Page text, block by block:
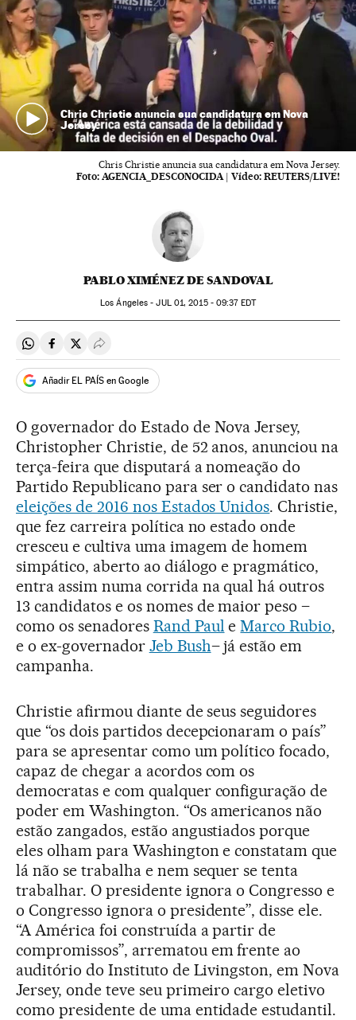
Chris Christie anuncia sua candidatura em Nova
Jersey.
Chris Christie anuncia sua candidatura em Nova Jersey.
Foto: AGENCIA_DESCONOCIDA| Vídeo: REUTERS/LIVE!
PABLO XIMÉNEZ DE SANDOVAL
Los Ángeles -JUL01, 2015 - 09:37EDT
Compartir en Whatsapp
Compartir en Facebook
Compartir en Twitter
Desplegar Redes Sociales
Añadir EL PAÍS en Google
O governador do Estado de Nova Jersey,
Christopher Christie, de 52 anos, anunciou na
terça-feira que disputará a nomeação do
Partido Republicano para ser o candidato nas
eleições de 2016 nos Estados Unidos. Christie,
que fez carreira política no estado onde
cresceu e cultiva uma imagem de homem
simpático, aberto ao diálogo e pragmático,
entra assim numa corrida na qual há outros
13 candidatos e os nomes de maior peso –
como os senadores Rand Paul eMarco Rubio,
e o ex-governador Jeb Bush– já estão em
campanha.
Christie afirmou diante de seus seguidores
que “os dois partidos decepcionaram o país”
para se apresentar como um político focado,
capaz de chegar a acordos com os
democratas e com qualquer configuração de
poder em Washington. “Os americanos não
estão zangados, estão angustiados porque
eles olham para Washington e constatam que
lá não se trabalha e nem sequer se tenta
trabalhar. O presidente ignora o Congresso e
o Congresso ignora o presidente”, disse ele.
“A América foi construída a partir de
compromissos”, arrematou em frente ao
auditório do Instituto de Livingston, em Nova
Jersey, onde teve seu primeiro cargo eletivo
como presidente de uma entidade estudantil.